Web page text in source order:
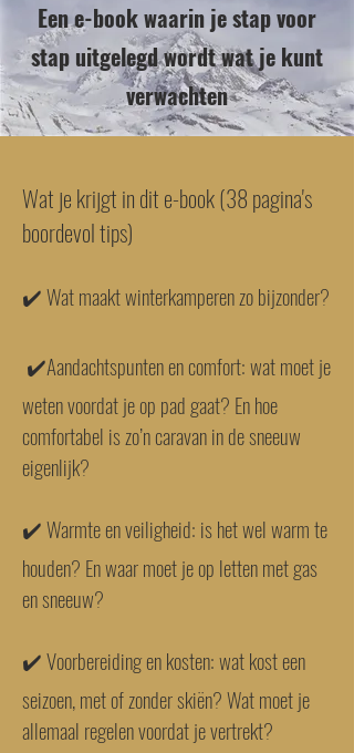
Een e-book waarin je stap voor
stap uitgelegd wordt wat je kunt
verwachten
Wat je krijgt in dit e-book (38 pagina's
boordevol tips)
✔️ Wat maakt winterkamperen zo bijzonder?
✔️Aandachtspunten en comfort: wat moet je
weten voordat je op pad gaat? En hoe
comfortabel is zo’n caravan in de sneeuw
eigenlijk?
✔️ Warmte en veiligheid: is het wel warm te
houden? En waar moet je op letten met gas
en sneeuw?
✔️ Voorbereiding en kosten: wat kost een
seizoen, met of zonder skiën? Wat moet je
allemaal regelen voordat je vertrekt?